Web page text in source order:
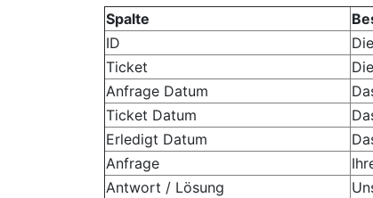
Spalte
ID
Ticket
Anfrage Datum
Ticket Datum
Erledigt Datum
Anfrage
Antwort / Lösung